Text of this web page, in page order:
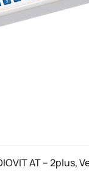
AT – 2plus,